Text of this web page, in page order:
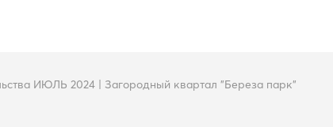
ИЮЛЬ 2024 | Загородный квартал "Береза парк"